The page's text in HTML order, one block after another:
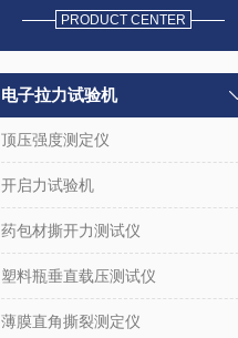
PRODUCT CENTER
电子拉力试验机
顶压强度测定仪
开启力试验机
药包材撕开力测试仪
塑料瓶垂直载压测试仪
薄膜直角撕裂测定仪